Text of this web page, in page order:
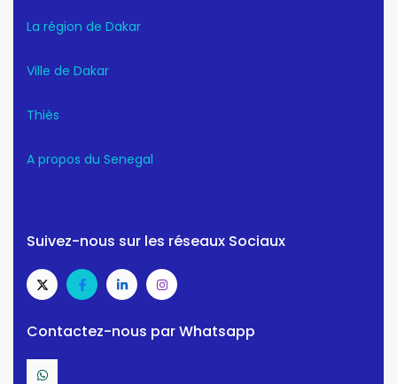
La région de Dakar
Ville de Dakar
Thiès
A propos du Senegal
Suivez-nous sur les réseaux Sociaux
Contactez-nous par Whatsapp